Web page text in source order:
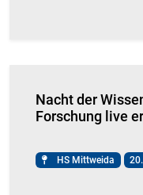
Nacht der
Forschung live
HS Mittweida